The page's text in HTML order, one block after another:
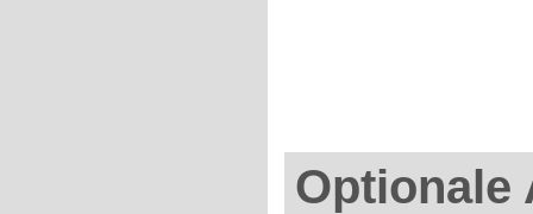
Optionale